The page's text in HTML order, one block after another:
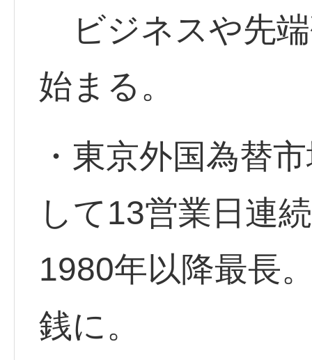
ビジネスや先
始まる。
・東京外国為替
して13営業日連
1980年以降最長
銭に。